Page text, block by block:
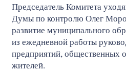
Председатель Комитета
Думы по контролю Олег
развитие муниципального
из ежедневной работы
предприятий, общественных
жителей.